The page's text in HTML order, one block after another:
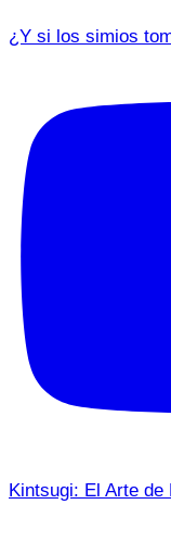
¿Y si los simios
Kintsugi: El Arte de